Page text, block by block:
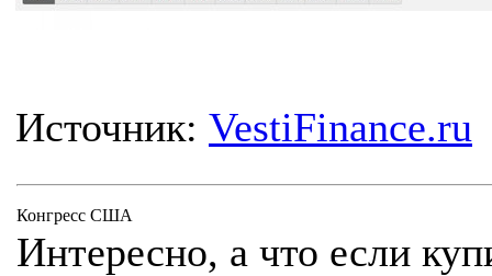
Источник: VestiFinance.ru
Конгресс США
Интересно, а что если